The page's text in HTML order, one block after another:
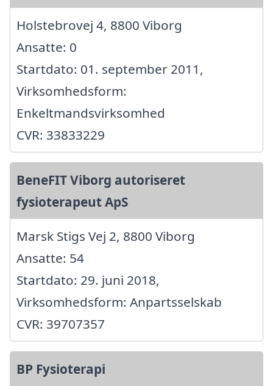
Holstebrovej 4, 8800 Viborg
Ansatte: 0
Startdato: 01. september 2011,
Virksomhedsform:
Enkeltmandsvirksomhed
CVR: 33833229
BeneFIT Viborg autoriseret
fysioterapeut ApS
Marsk Stigs Vej 2, 8800 Viborg
Ansatte: 54
Startdato: 29. juni 2018,
Virksomhedsform: Anpartsselskab
CVR: 39707357
BP Fysioterapi